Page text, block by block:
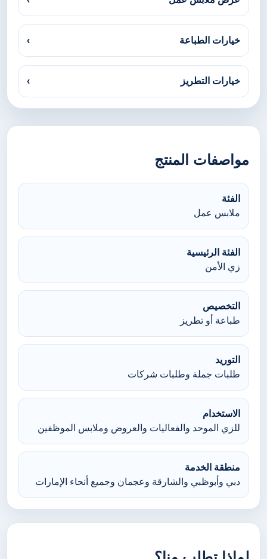
خيارات الطباعة ›
خيارات التطريز ›
مواصفات المنتج
الفئة
ملابس عمل
الفئة الرئيسية
زي الأمن
التخصيص
طباعة أو تطريز
التوريد
طلبات جملة وطلبات شركات
الاستخدام
للزي الموحد والفعاليات والعروض وملابس الموظفين
منطقة الخدمة
دبي وأبوظبي والشارقة وعجمان وجميع أنحاء الإمارات